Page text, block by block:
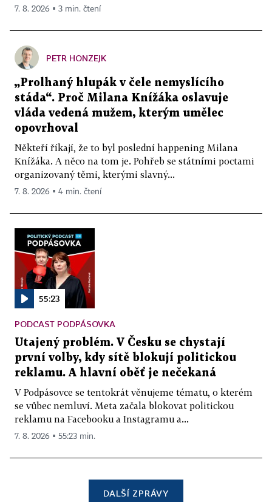
7. 8. 2026 ▪ 3 min. čtení
PETR HONZEJK
„Prolhaný hlupák v čele nemyslícího
stáda“. Proč Milana Knížáka oslavuje
vláda vedená mužem, kterým umělec
opovrhoval
Někteří říkají, že to byl poslední happening Milana
Knížáka. A něco na tom je. Pohřeb se státními poctami
organizovaný těmi, kterými slavný...
7. 8. 2026 ▪ 4 min. čtení
55:23
PODCAST PODPÁSOVKA
Utajený problém. V Česku se chystají
první volby, kdy sítě blokují politickou
reklamu. A hlavní oběť je nečekaná
V Podpásovce se tentokrát věnujeme tématu, o kterém
se vůbec nemluví. Meta začala blokovat politickou
reklamu na Facebooku a Instagramu a...
7. 8. 2026 ▪ 55:23 min.
DALŠÍ ZPRÁVY